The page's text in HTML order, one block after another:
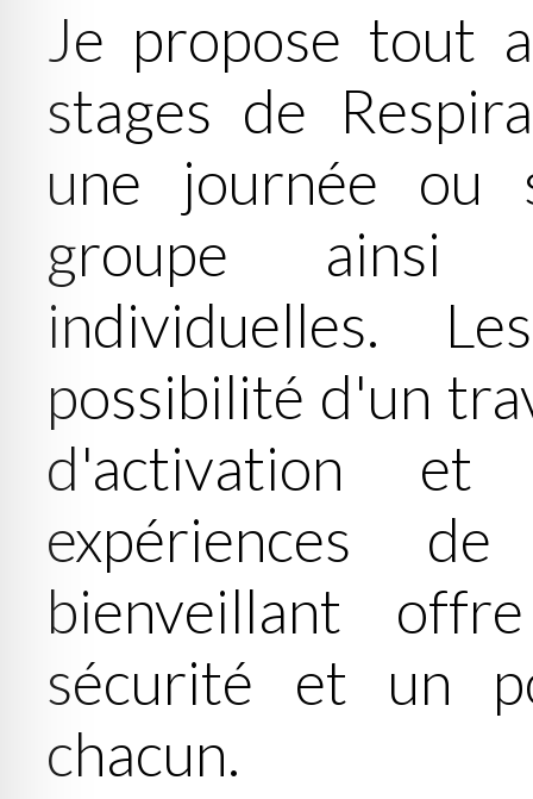
Je propose tout
stages de
une journée ou
groupe ainsi
individuelles.
possibilité d'un
d'activation et
expériences
bienveillant
sécurité et un
chacun.